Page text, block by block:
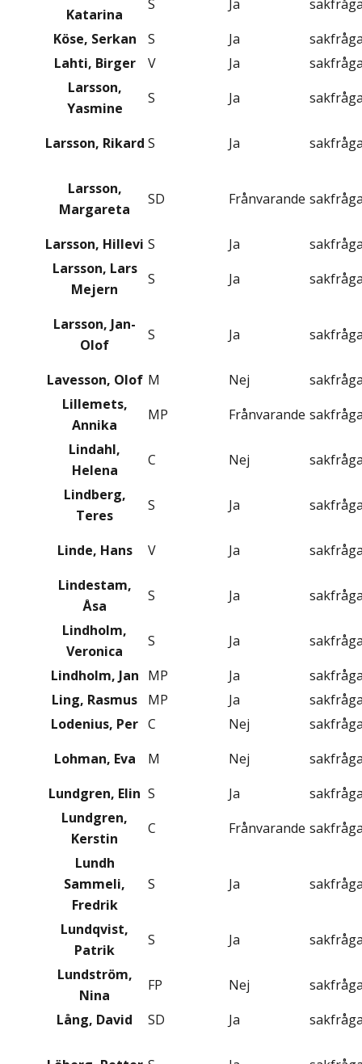
Katarina
S Ja
Köse, Serkan
S Ja
Lahti, Birger
V Ja
Larsson,
Yasmine
S Ja
Larsson, Rikard S Ja
Larsson,
Margareta
SD Frånvarande
Larsson, Hillevi S Ja
Larsson, Lars
Mejern
S Ja
Larsson, Jan-
Olof
S Ja
Lavesson, Olof M Nej
Lillemets,
Annika
MP Frånvarande
Lindahl,
Helena
C Nej
Lindberg,
Teres
S Ja
Linde, Hans V Ja
Lindestam,
Åsa
S Ja
Lindholm,
Veronica
S Ja
Lindholm, Jan MP Ja
Ling, Rasmus
MP Ja
Lodenius, Per C Nej
Lohman, Eva
M Nej
Lundgren, Elin S Ja
Lundgren,
Kerstin
C Frånvarande
Lundh
Sammeli,
Fredrik
S Ja
Lundqvist,
Patrik
S Ja
Lundström,
Nina
FP Nej
Lång, David
SD Ja